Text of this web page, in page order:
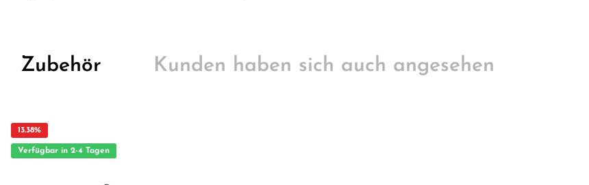
Zubehör Kunden haben sich auch angesehen
13.38%
Verfügbar in 2-4 Tagen